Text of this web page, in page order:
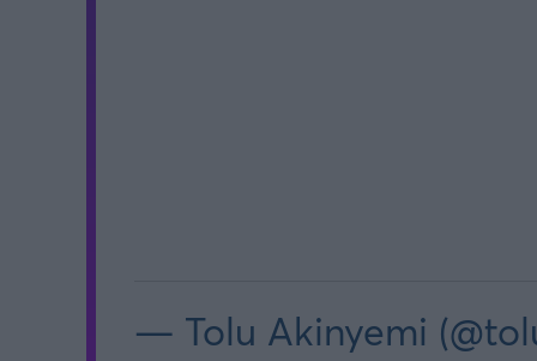
— Tolu Akinyemi